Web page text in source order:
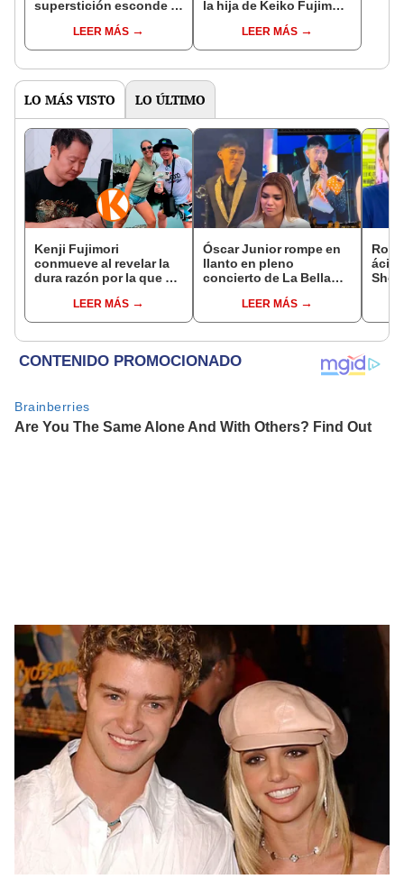
superstición esconde la
Enanitos Verdes?
LEER MÁS
la hija de Keiko Fujimori
nivel nacional?
LEER MÁS
LO MÁS VISTO LO ÚLTIMO
Kenji Fujimori
conmueve al revelar la
dura razón por la que no
esposa Erika Muñóz: "El
proceso judicial"
LEER MÁS
Óscar Junior rompe en
llanto en pleno
concierto de La Bella
denuncia de Naldy
Saldaña
LEER MÁS
has